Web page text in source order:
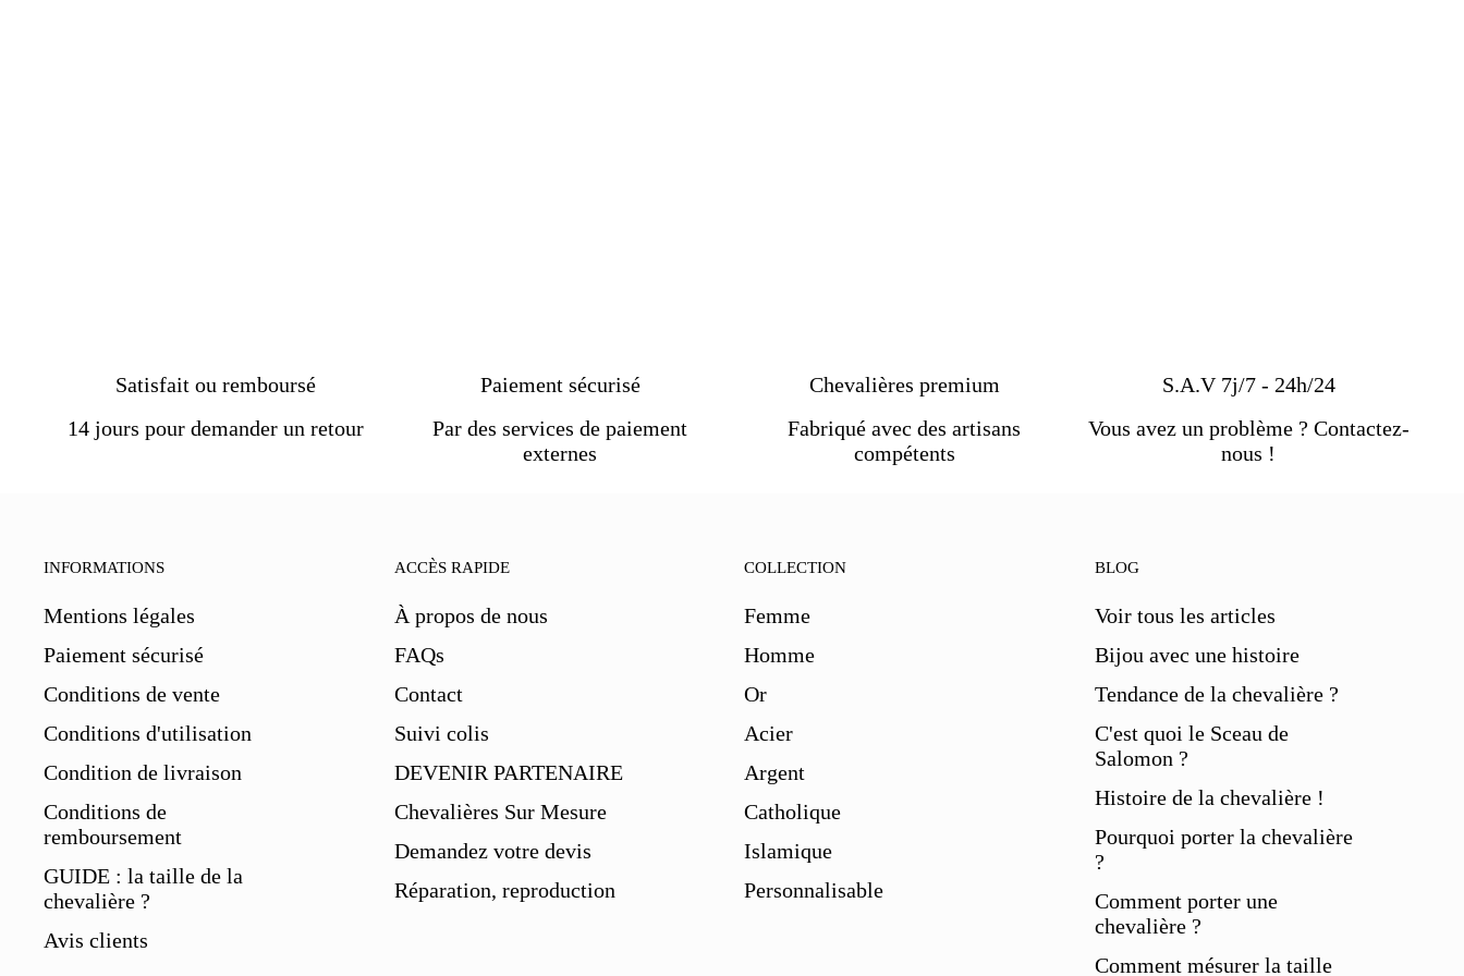
Satisfait ou remboursé
14 jours pour demander un retour
Paiement sécurisé
Par des services de paiement
externes
Chevalières premium
Fabriqué avec des artisans
compétents
S.A.V 7j/7 - 24h/24
Vous avez un problème ? Contactez-
nous !
INFORMATIONS
Mentions légales
Paiement sécurisé
Conditions de vente
Conditions d'utilisation
Condition de livraison
Conditions de
remboursement
GUIDE : la taille de la
chevalière ?
Avis clients
ACCÈS RAPIDE
À propos de nous
FAQs
Contact
Suivi colis
DEVENIR PARTENAIRE
Chevalières Sur Mesure
Demandez votre devis
Réparation, reproduction
COLLECTION
Femme
Homme
Or
Acier
Argent
Catholique
Islamique
Personnalisable
BLOG
Voir tous les articles
Bijou avec une histoire
Tendance de la chevalière ?
C'est quoi le Sceau de
Salomon ?
Histoire de la chevalière !
Pourquoi porter la chevalière
?
Comment porter une
chevalière ?
Comment mésurer la taille